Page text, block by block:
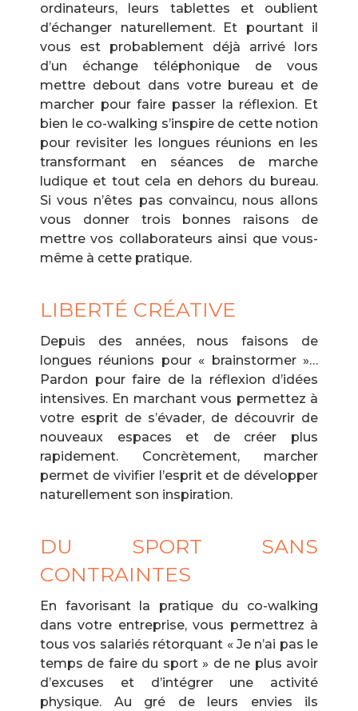
ordinateurs, leurs tablettes et oublient
d’échanger naturellement. Et pourtant il
vous est probablement déjà arrivé lors
d’un échange téléphonique de vous
mettre debout dans votre bureau et de
marcher pour faire passer la réflexion. Et
bien le co-walking s’inspire de cette notion
pour revisiter les longues réunions en les
transformant en séances de marche
ludique et tout cela en dehors du bureau.
Si vous n’êtes pas convaincu, nous allons
vous donner trois bonnes raisons de
mettre vos collaborateurs ainsi que vous-
même à cette pratique.
LIBERTÉ CRÉATIVE
Depuis des années, nous faisons de
longues réunions pour « brainstormer »…
Pardon pour faire de la réflexion d’idées
intensives. En marchant vous permettez à
votre esprit de s’évader, de découvrir de
nouveaux espaces et de créer plus
rapidement. Concrètement, marcher
permet de vivifier l’esprit et de développer
naturellement son inspiration.
DU SPORT SANS
CONTRAINTES
En favorisant la pratique du co-walking
dans votre entreprise, vous permettrez à
tous vos salariés rétorquant « Je n’ai pas le
temps de faire du sport » de ne plus avoir
d’excuses et d’intégrer une activité
physique. Au gré de leurs envies ils